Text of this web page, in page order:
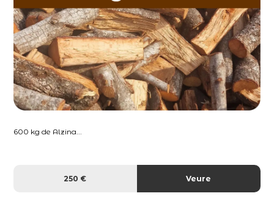
600 kg de Alzina...
250 € Veure